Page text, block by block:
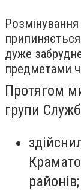
дуже
предметами
Протягом
групи
районів;